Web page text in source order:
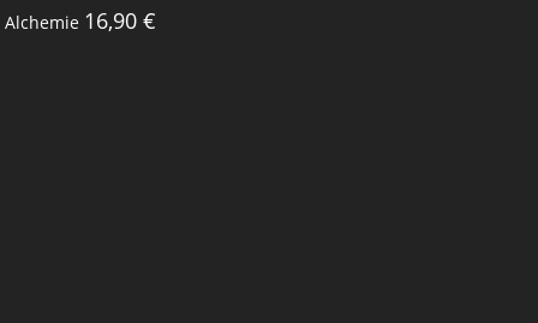
Alchemie 16,90 €